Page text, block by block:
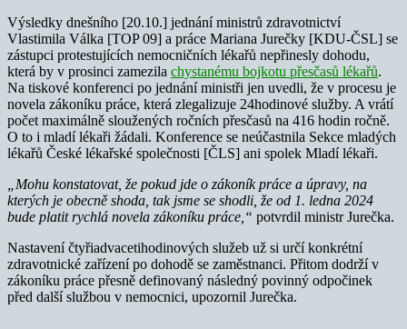
Výsledky dnešního [20.10.] jednání ministrů zdravotnictví
Vlastimila Válka [TOP 09] a práce Mariana Jurečky [KDU-ČSL] se
zástupci protestujících nemocničních lékařů nepřinesly dohodu,
která by v prosinci zamezila chystanému bojkotu přesčasů lékařů.
Na tiskové konferenci po jednání ministři jen uvedli, že v procesu je
novela zákoníku práce, která zlegalizuje 24hodinové služby. A vrátí
počet maximálně sloužených ročních přesčasů na 416 hodin ročně.
O to i mladí lékaři žádali. Konference se neúčastnila Sekce mladých
lékařů České lékařské společnosti [ČLS] ani spolek Mladí lékaři.
„Mohu konstatovat, že pokud jde o zákoník práce a úpravy, na
kterých je obecně shoda, tak jsme se shodli, že od 1. ledna 2024
bude platit rychlá novela zákoníku práce,“ potvrdil ministr Jurečka.
Nastavení čtyřiadvacetihodinových služeb už si určí konkrétní
zdravotnické zařízení po dohodě se zaměstnanci. Přitom dodrží v
zákoníku práce přesně definovaný následný povinný odpočinek
před další službou v nemocnici, upozornil Jurečka.